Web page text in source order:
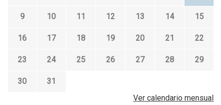
9 10 11 12 13 14 15
16 17 18 19 20 21 22
23 24 25 26 27 28 29
30
31
Ver calendario mensual